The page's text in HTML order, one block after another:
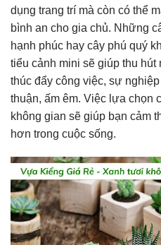
dụng trang trí mà còn có thể
bình an cho gia chủ. Những
hạnh phúc hay cây phú quý
tiểu cảnh mini sẽ giúp thu
thúc đẩy công việc, sự
thuận, ấm êm. Việc lựa chọn
không gian sẽ giúp bạn cảm
hơn trong cuộc sống.